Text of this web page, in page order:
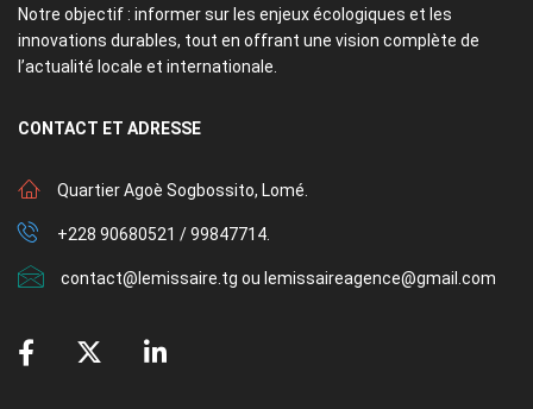
Notre objectif : informer sur les enjeux écologiques et les
innovations durables, tout en offrant une vision complète de
l’actualité locale et internationale.
CONTACT ET ADRESSE
Quartier Agoè Sogbossito, Lomé.
+228 90680521 / 99847714.
contact@lemissaire.tg ou lemissaireagence@gmail.com